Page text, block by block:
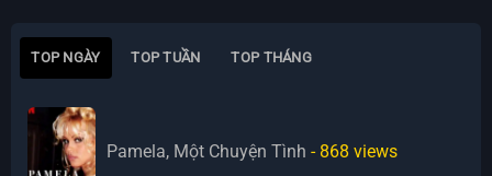
TOP NGÀY TOP TUẦN TOP THÁNG
Pamela, Một Chuyện Tình - 868 views